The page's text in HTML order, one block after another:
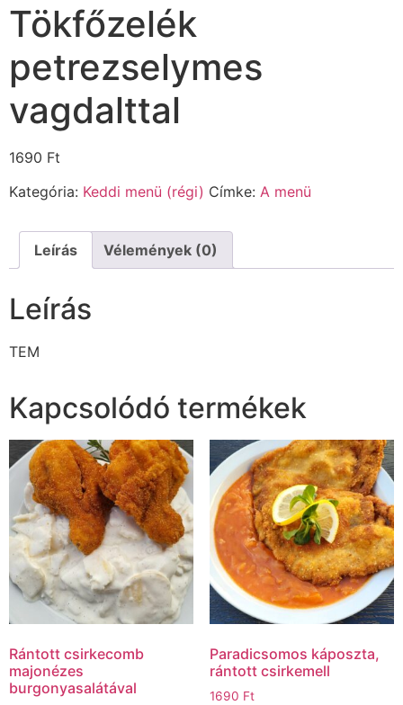
Tökfőzelék
petrezselymes
vagdalttal
1690 Ft
Kategória: Keddi menü (régi) Címke: A menü
Leírás Vélemények (0)
Leírás
TEM
Kapcsolódó termékek
Rántott csirkecomb
majonézes
burgonyasalátával
Paradicsomos káposzta,
rántott csirkemell
1690 Ft